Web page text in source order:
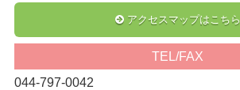
アクセスマップはこちら
TEL/FAX
044-797-0042